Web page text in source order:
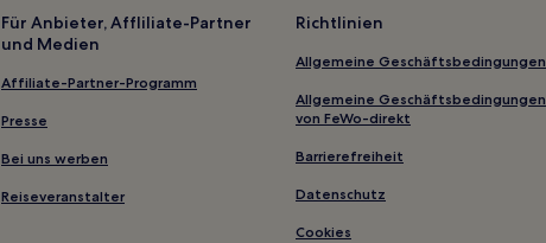
Hotels nahe Plas Newydd
Penmachno Hotels
Hotels nahe Clays Golf Course
Hotels nahe Ruthin Castle
Für Anbieter, Affliliate-Partner
und Medien
Affiliate-Partner-Programm
Presse
Bei uns werben
Reiseveranstalter
Richtlinien
Allgemeine Geschäftsbedingungen
Allgemeine Geschäftsbedingungen
von FeWo-direkt
Barrierefreiheit
Datenschutz
Cookies